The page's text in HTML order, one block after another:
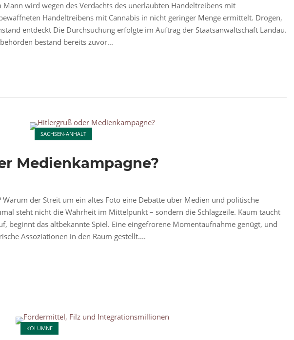
Mann wird wegen des Verdachts des unerlaubten Handeltreibens mit
Handeltreibens mit Cannabis in nicht geringer Menge ermittelt. Drogen,
entdeckt Die Durchsuchung erfolgte im Auftrag der Staatsanwaltschaft Landau.
bestand bereits zuvor...
SACHSEN-ANHALT
Open post
Medienkampagne?
der Streit um ein altes Foto eine Debatte über Medien und politische
steht nicht die Wahrheit im Mittelpunkt – sondern die Schlagzeile. Kaum taucht
beginnt das altbekannte Spiel. Eine eingefrorene Momentaufnahme genügt, und
Assoziationen in den Raum gestellt....
KOLUMNE
Open post